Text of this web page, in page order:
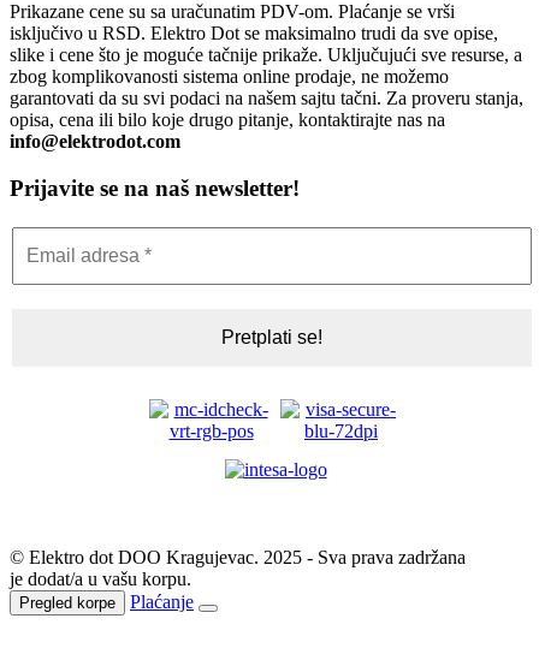
Prikazane cene su sa uračunatim PDV-om. Plaćanje se vrši
isključivo u RSD. Elektro Dot se maksimalno trudi da sve opise,
slike i cene što je moguće tačnije prikaže. Uključujući sve resurse, a
zbog komplikovanosti sistema online prodaje, ne možemo
garantovati da su svi podaci na našem sajtu tačni. Za proveru stanja,
opisa, cena ili bilo koje drugo pitanje, kontaktirajte nas na
info@elektrodot.com
Prijavite se na naš newsletter!
© Elektro dot DOO Kragujevac. 2025 - Sva prava zadržana
je dodat/a u vašu korpu.
Pregled korpe Plaćanje